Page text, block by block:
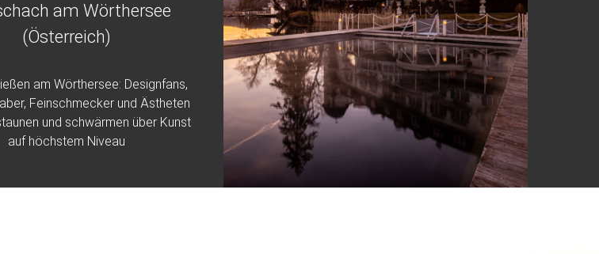
am Wörthersee
(Österreich)
am Wörthersee: Designfans,
Feinschmecker und Ästheten
und schwärmen über Kunst
auf höchstem Niveau